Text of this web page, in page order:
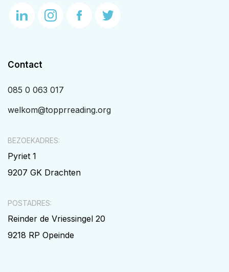
Contact
085 0 063 017
welkom@topprreading.org
BEZOEKADRES:
Pyriet 1
9207 GK Drachten
POSTADRES:
Reinder de Vriessingel 20
9218 RP Opeinde